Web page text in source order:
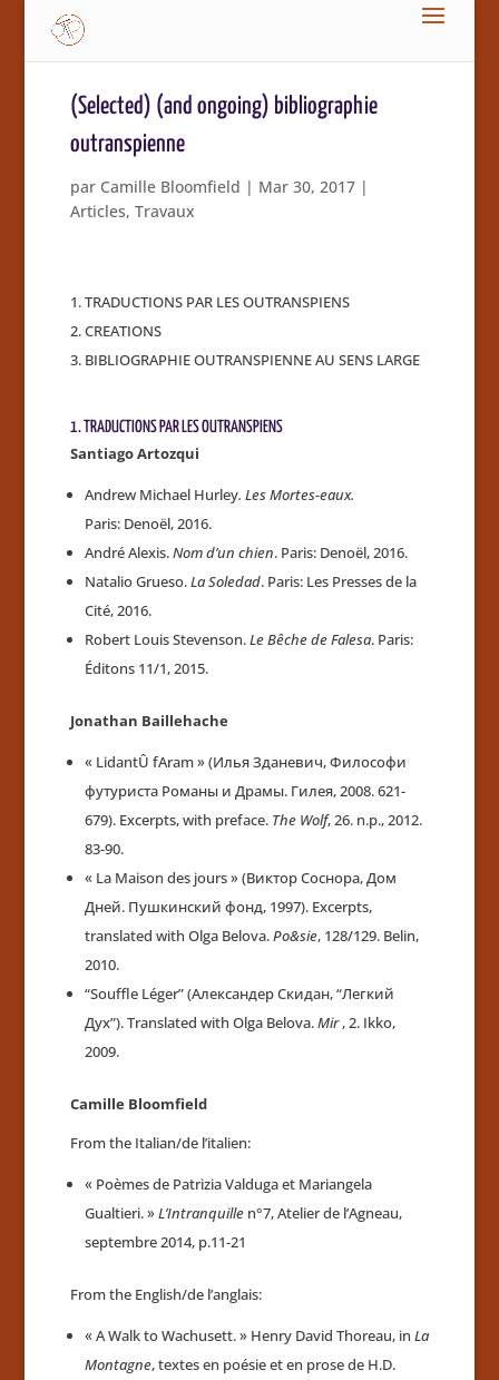
(Selected) (and ongoing) bibliographie
outranspienne
par Camille Bloomfield | Mar 30, 2017|
Articles, Travaux
TRADUCTIONS PAR LES OUTRANSPIENS
CREATIONS
BIBLIOGRAPHIE OUTRANSPIENNE AU SENS LARGE
1. TRADUCTIONS PAR LES OUTRANSPIENS
Santiago Artozqui
Andrew Michael Hurley. Les Mortes-eaux.
Paris: Denoël, 2016.
André Alexis.Nom d’un chien. Paris: Denoël, 2016.
Natalio Grueso.La Soledad. Paris: Les Presses de la
Cité, 2016.
Robert Louis Stevenson.Le Bêche de Falesa. Paris:
Éditons 11/1, 2015.
Jonathan Baillehache
« LidantÛ fAram » (Илья Зданевич, Философи
футуриста Романы и Драмы. Гилея, 2008. 621-
679). Excerpts, with preface. The Wolf, 26. n.p., 2012.
83-90.
« La Maison des jours » (Виктор Соснора, Дом
Дней. Пушкинский фонд, 1997). Excerpts,
translated with Olga Belova.Po&sie, 128/129. Belin,
2010.
“Souffle Léger” (Александер Скидан, “Легкий
Дух”). Translated with Olga Belova.Mir, 2. Ikko,
2009.
Camille Bloomfield
From the Italian/de l’italien:
« Poèmes de Patrizia Valduga et Mariangela
Gualtieri. » L’Intranquillen°7, Atelier de l’Agneau,
septembre 2014, p.11-21
From the English/de l’anglais:
« A Walk to Wachusett. » Henry David Thoreau, in La
Montagne, textes en poésie et en prose de H.D.